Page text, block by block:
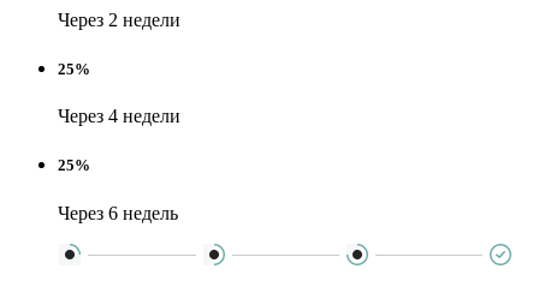
Через 2 недели
25%
Через 4 недели
25%
Через 6 недель